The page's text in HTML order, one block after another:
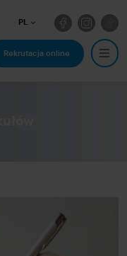
PL
Rekrutacja online